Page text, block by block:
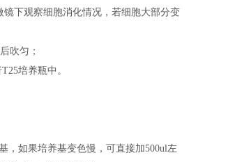
镜下观察细胞消化情况，若细胞大部分变
吹匀；
培养瓶中。
，如果培养基变色慢，可直接加500ul左